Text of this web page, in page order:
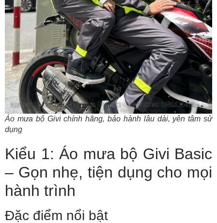
Áo mưa bộ Givi chính hãng, bảo hành lâu dài, yên tâm sử
dụng
Kiểu 1: Áo mưa bộ Givi Basic
– Gọn nhẹ, tiện dụng cho mọi
hành trình
Đặc điểm nổi bật